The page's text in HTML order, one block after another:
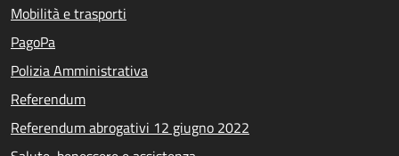
Mobilità e trasporti
PagoPa
Polizia Amministrativa
Referendum
Referendum abrogativi 12 giugno 2022